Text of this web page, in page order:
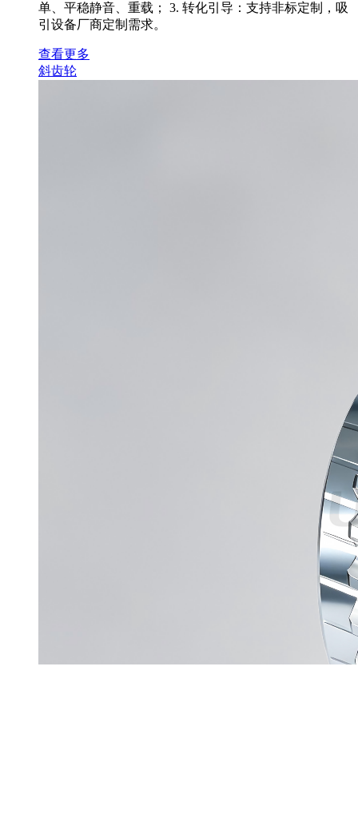
单、平稳静音、重载； 3. 转化引导：支持非标定制，吸
引设备厂商定制需求。
查看更多
斜齿轮